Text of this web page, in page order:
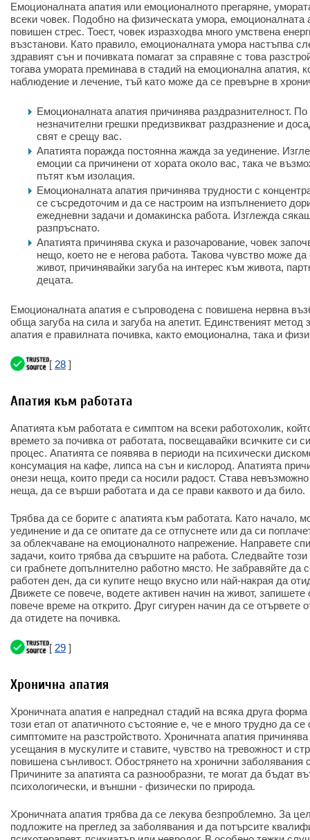
Емоционалната апатия или емоционалното прегаряне,
всеки човек. Подобно на физическата умора, емоционалната
повишен стрес. Тоест, човек изразходва много умствена
възстанови. Като правило, емоционалната умора настъпва
здравият сън и почивката помагат за справяне с това
тогава умората преминава в стадий на емоционална апатия,
наблюдение и лечение, тъй като може да се превърне в
Емоционалната апатия причинява раздразнителност.
незначителни грешки предизвикват раздразнение и
свят е срещу вас.
Апатията поражда постоянна жажда за уединение.
емоции са причинени от хората около вас, така че
пътят към изолация.
Емоционалната апатия причинява трудности с
се съсредоточим и да се настроим на изпълнението
ежедневни задачи и домакинска работа. Изглежда
разпръснато.
Апатията причинява скука и разочарование, човек
нещо, което не е негова работа. Такова чувство може
живот, причинявайки загуба на интерес към живота,
децата.
Емоционалната апатия е съпроводена с повишена нервна
обща загуба на сила и загуба на апетит. Единственият метод
апатия е правилната почивка, както емоционална, така и
[ 28 ]
Апатия към работата
Апатията към работата е симптом на всеки работохолик,
времето за почивка от работата, посвещавайки всичките си
процес. Апатията се появява в периоди на психически
консумация на кафе, липса на сън и кислород. Апатията
онези неща, които преди са носили радост. Става
неща, да се върши работата и да се прави каквото и да било.
Трябва да се борите с апатията към работата. Като начало,
уединение и да се опитате да се отпуснете или да си
за облекчаване на емоционалното напрежение. Направете
задачи, които трябва да свършите на работа. Следвайте
си грабнете допълнително работно място. Не забравяйте да
работен ден, да си купите нещо вкусно или най-накрая да
Движете се повече, водете активен начин на живот,
повече време на открито. Друг сигурен начин да се отървете
да отидете на почивка.
[ 29 ]
Хронична апатия
Хроничната апатия е напреднал стадий на всяка друга
този етап от апатичното състояние е, че е много трудно да
симптомите на разстройството. Хроничната апатия
усещания в мускулите и ставите, чувство на тревожност и
повишена сънливост. Обострянето на хронични заболявания
Причините за апатията са разнообразни, те могат да бъдат
психологически, и външни - физически по природа.
Хроничната апатия трябва да се лекува безпроблемно. За
подложите на преглед за заболявания и да потърсите